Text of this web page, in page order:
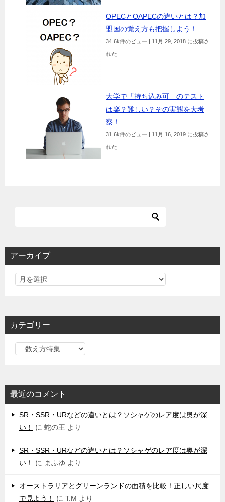
OPECとOAPECの違いとは？加
盟国の覚え方も把握しよう！
34.6k件のビュー 11月 29, 2018 に投稿さ
れた
大学で「持ち込み可」のテスト
は楽？難しい？その実態を大考
察！
31.6k件のビュー 11月 16, 2019 に投稿さ
れた
アーカイブ
カテゴリー
リ
ー
最近のコメント
SR・SSR・URなどの違いとは？ソシャゲのレア度は奥が深
い！
に 蛇の王 より
SR・SSR・URなどの違いとは？ソシャゲのレア度は奥が深
い！
に まふゆ より
オーストラリアとグリーンランドの面積を比較！正しい尺度
で見よう！
に T.M より